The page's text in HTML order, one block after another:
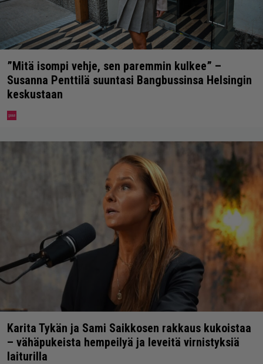
”Mitä isompi vehje, sen paremmin kulkee” –
Susanna Penttilä suuntasi Bangbussinsa Helsingin
keskustaan
Karita Tykän ja Sami Saikkosen rakkaus kukoistaa
– vähäpukeista hempeilyä ja leveitä virnistyksiä
laiturilla